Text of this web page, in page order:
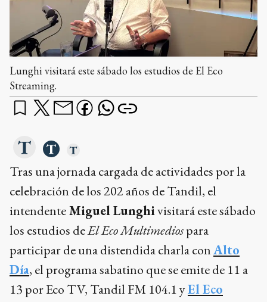
Lunghi visitará este sábado los estudios de El Eco
Streaming.
Tras una jornada cargada de actividades por la
celebración de los 202 años de Tandil, el
intendenteMiguel Lunghivisitará este sábado
los estudios deEl Eco Multimediospara
participar de una distendida charla conAlto
Día, el programa sabatino que se emite de 11 a
13 por Eco TV, Tandil FM 104.1 yEl Eco